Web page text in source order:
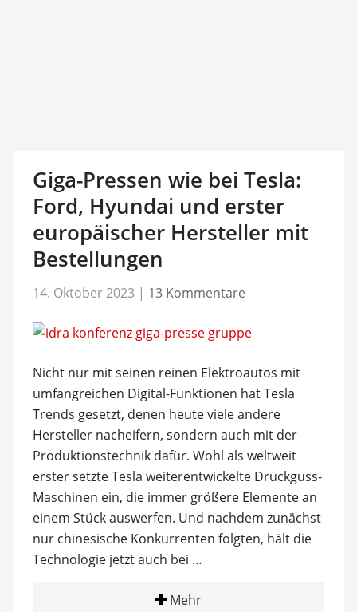
Giga-Pressen wie bei Tesla:
Ford, Hyundai und erster
europäischer Hersteller mit
Bestellungen
14. Oktober 2023 | 13 Kommentare
Nicht nur mit seinen reinen Elektroautos mit
umfangreichen Digital-Funktionen hat Tesla
Trends gesetzt, denen heute viele andere
Hersteller nacheifern, sondern auch mit der
Produktionstechnik dafür. Wohl als weltweit
erster setzte Tesla weiterentwickelte Druckguss-
Maschinen ein, die immer größere Elemente an
einem Stück auswerfen. Und nachdem zunächst
nur chinesische Konkurrenten folgten, hält die
Technologie jetzt auch bei …
Mehr